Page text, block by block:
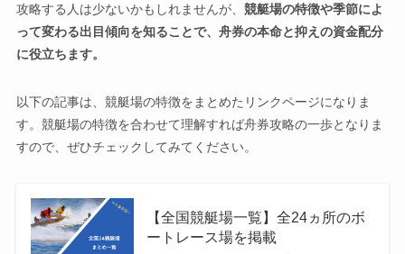
攻略する人は少ないかもしれませんが、 競艇場の特徴や季節によ
って変わる出目傾向を知ることで、舟券の本命と抑えの資金配分
に役立ちます。
以下の記事は、競艇場の特徴をまとめたリンクページになりま
す。競艇場の特徴を合わせて理解すれば舟券攻略の一歩となりま
すので、ぜひチェックしてみてください。
【全国競艇場一覧】全24ヵ所のボ
ートレース場を掲載